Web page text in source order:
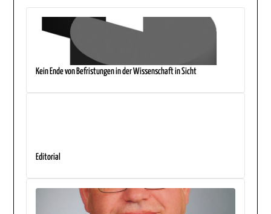
Kein Ende von Befristungen in der Wissenschaft in Sicht
Editorial